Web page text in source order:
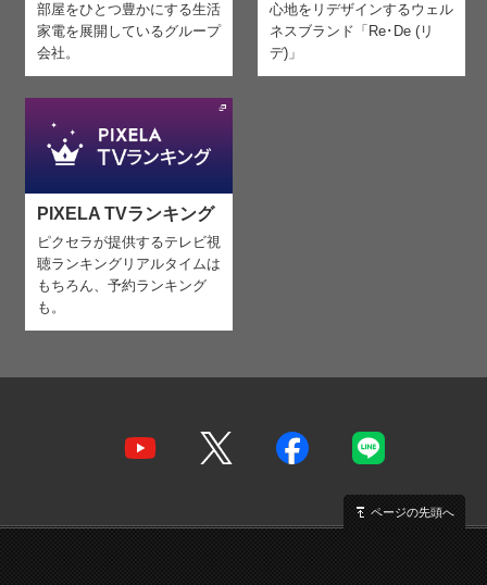
部屋をひとつ豊かにする生活
家電を展開しているグループ
会社。
心地をリデザインするウェル
ネスブランド「Re･De (リ
デ)」
PIXELA TVランキング
ピクセラが提供するテレビ視
聴ランキング リアルタイムは
もちろん、予約ランキング
も。
ページの先頭へ